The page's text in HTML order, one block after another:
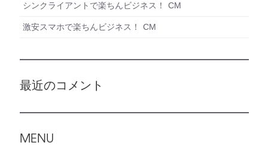
シンクライアントで楽ちんビジネス！ CM
激安スマホで楽ちんビジネス！ CM
最近のコメント
MENU